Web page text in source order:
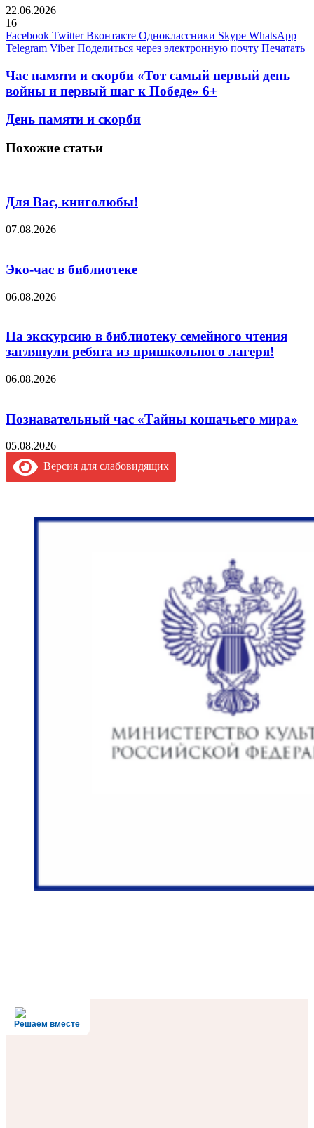
22.06.2026
16
Facebook Twitter Вконтакте Одноклассники Skype WhatsApp
Telegram Viber Поделиться через электронную почту Печатать
Час памяти и скорби «Тот самый первый день
войны и первый шаг к Победе» 6+
День памяти и скорби
Похожие статьи
Для Вас, книголюбы!
07.08.2026
Эко-час в библиотеке
06.08.2026
На экскурсию в библиотеку семейного чтения
заглянули ребята из пришкольного лагеря!
06.08.2026
Познавательный час «Тайны кошачьего мира»
05.08.2026
Версия для слабовидящих
Решаем вместе